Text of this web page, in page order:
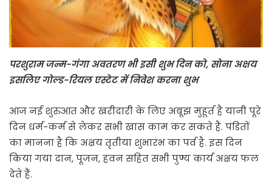
परशुराम जन्म-गंगा अवतरण भी इसी शुभ दिन को, सोना अक्षय
इसलिए गोल्ड-रियल एस्टेट में निवेश करना शुभ
आज नई शुरुआत और खरीदारी के लिए अबूझ मुहूर्त है यानी पूरे
दिन धर्म-कर्म से लेकर सभी खास काम कर सकते हैं. पंडितों
का मानना है कि अक्षय तृतीया शुभारंभ का पर्व है. इस दिन
किया गया दान, पूजन, हवन सहित सभी पुण्य कार्य अक्षय फल
देते हैं.